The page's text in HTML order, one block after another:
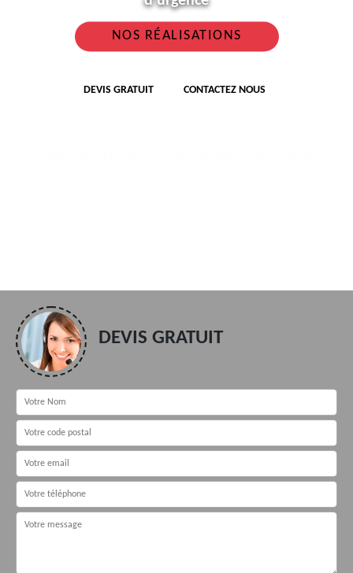
NOS RÉALISATIONS
DEVIS GRATUIT CONTACTEZ NOUS
DEVIS GRATUIT